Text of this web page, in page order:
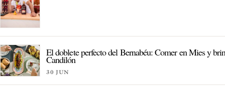
El doblete perfecto del Bernabéu: Comer en Mies y
Candilón
30 JUN